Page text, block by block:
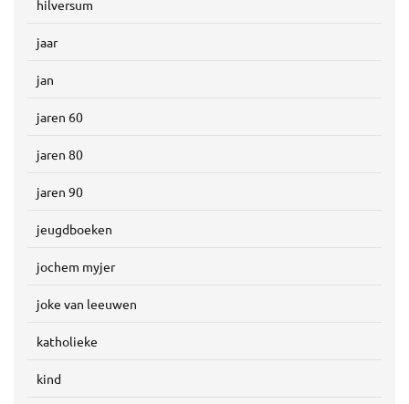
hilversum
jaar
jan
jaren 60
jaren 80
jaren 90
jeugdboeken
jochem myjer
joke van leeuwen
katholieke
kind